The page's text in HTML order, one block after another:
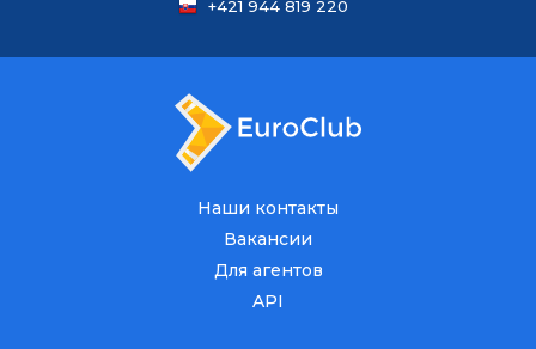
+421 944 819 220
Наши контакты
Вакансии
Для агентов
API